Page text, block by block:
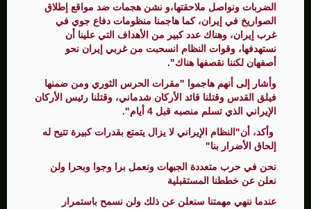
الضربات ونواصل ملاحقتها،و نشن هجمات ضد مواقع إطلاق
الصواريخ في إيران، كما هاجمنا منظومات دفاع جوي في
غرب إيران، وهناك عدد كبير من الأهداف التي علينا أن
نستهدفها، وقوات النظام انسحبت من غربي إيران نحو
أصفهان لكننا نقصفها هناك".
وأشار إلى أنهم هاجموا "مقرات الحرس الثوري ومن ضمنها
فيلق القدس وقتلنا قائد الأركان شدماني، وقتلنا رئيس الأركان
الإيراني الذي تسلم منصبه قبل 4 أيام".
وأكد، أن"النظام الإيراني لا يزال يتمتع بقدرات كبيرة تتيح له
إلحاق الأضرار بنا"
نحن في حرب متعددة الجبهات ونعمل برا وجوا وبحرا ولن
نعلن عن خططنا المستقبلية
عندما ننهي مهمتنا سنعلن عن ذلك ولن نسمح باستمرار